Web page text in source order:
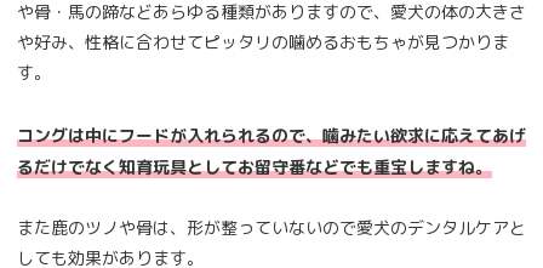
や骨・馬の蹄などあらゆる種類がありますので、愛犬の体の大きさ
や好み、性格に合わせてピッタリの噛めるおもちゃが見つかりま
す。
コングは中にフードが入れられるので、噛みたい欲求に応えてあげ
るだけでなく知育玩具としてお留守番などでも重宝しますね。
また鹿のツノや骨は、形が整っていないので愛犬のデンタルケアと
しても効果があります。